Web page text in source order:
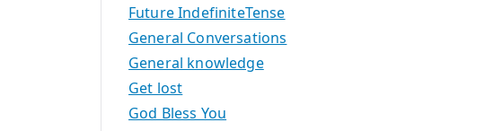
Future IndefiniteTense
General Conversations
General knowledge
Get lost
God Bless You